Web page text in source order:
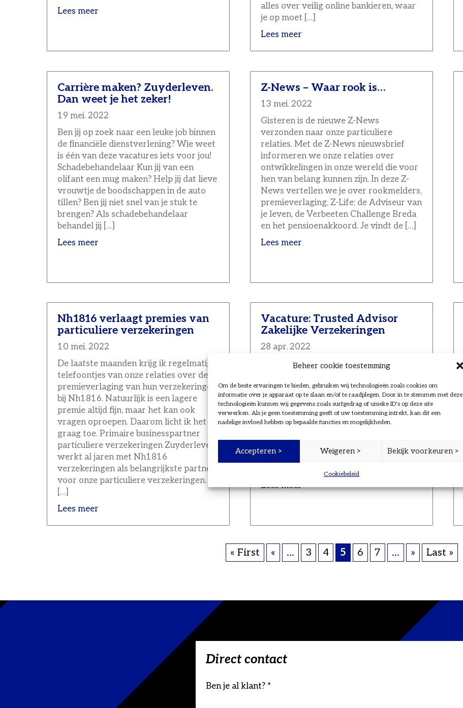
Beheer cookie toestemming
Om de beste ervaringen te bieden, gebruiken wij technologieën zoals cookies om
informatie over je apparaat op te slaan en/of te raadplegen. Door in te stemmen met deze
technologieën kunnen wij gegevens zoals surfgedrag of unieke ID's op deze site
verwerken. Als je geen toestemming geeft of uw toestemming intrekt, kan dit een
nadelige invloed hebben op bepaalde functies en mogelijkheden.
Accepteren > Weigeren > Bekijk voorkeuren >
Cookiebeleid
Lees meer
alles over veilig online bankieren, waar
je op moet […]
Lees meer
Carrière maken? Zuyderleven.
Dan weet je het zeker!
19 mei. 2022
Ben jij op zoek naar een leuke job binnen
de financiële dienstverlening? Wie weet
is één van deze vacatures iets voor jou!
Schadebehandelaar Kun jij van een
olifant een mug maken? Help jij dat lieve
vrouwtje de boodschappen in de auto
tillen? Ben jij niet snel van je stuk te
brengen? Als schadebehandelaar
behandel jij […]
Lees meer
Z-News – Waar rook is…
13 mei. 2022
Gisteren is de nieuwe Z-News
verzonden naar onze particuliere
relaties. Met de Z-News nieuwsbrief
informeren we onze relaties over
ontwikkelingen in onze wereld die voor
hen van belang kunnen zijn. In deze Z-
News vertellen we je over rookmelders,
premieverlaging, Z-Life: de Adviseur van
je leven, de Verbeeten Challenge Breda
en het pensioenakkoord. Je vindt de […]
Lees meer
Nh1816 verlaagt premies van
particuliere verzekeringen
10 mei. 2022
De laatste maanden krijg ik regelmatig
telefoontjes van onze relaties over de
premieverlaging van hun verzekeringen
bij Nh1816. Natuurlijk is een lagere
premie altijd fijn, maar het kan ook
vragen oproepen. Daarom licht ik het
graag toe. Primaire businesspartner
particuliere verzekeringen Zuyderleven
werkt al jaren met Nh1816
verzekeringen als belangrijkste partner
voor onze particuliere verzekeringen.
[…]
Lees meer
Vacature: Trusted Advisor
Zakelijke Verzekeringen
28 apr. 2022
Ben jij op zoek naar een uitdagende
dienstverlening bij een informele, jonge,
dynamische en snelgroeiende
organisatie? Haal je voldoening uit
mensen verder helpen? En denk jij liever
producten? Voor de uitbreiding van ons
team in ’s-Hertogenbosch zijn wij op
zoek naar talent voor de functie […]
Lees meer
« First « ... 3 4 5 6 7 ... » Last »
Direct contact
Ben je al klant? *